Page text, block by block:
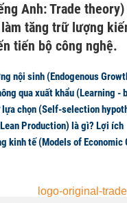
Anh: Trade
tăng trữ lượng
tiến bộ công nghệ.
nội sinh (Endogenous
qua xuất khẩu (Learning -
chọn (Self-selection
Production) là gì? Lợi ích
kinh tế (Models of